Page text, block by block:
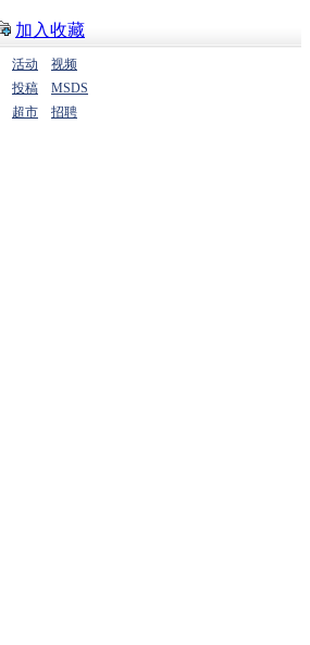
加入收藏
活动
视频
投稿
MSDS
超市 招聘